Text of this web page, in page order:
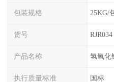
包装规格 25KG/
货号 RJR034
产品名称 氢氧化
执行质量标准 国标